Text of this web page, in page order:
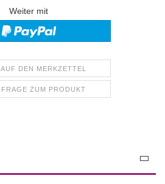
Weiter mit
AUF DEN MERKZETTEL
FRAGE ZUM PRODUKT